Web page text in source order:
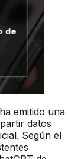
emitido una
datos
Según el